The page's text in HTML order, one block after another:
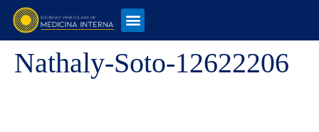
Nathaly-Soto-12622206